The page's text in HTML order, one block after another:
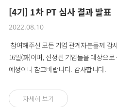
[4기] 1차 PT 심사 결과 발표
2022.08.10
참여해주신 모든 기업 관계자분들께 감
16일(화)이며, 선정된 기업들을 대상으
예정이니 참고바랍니다. 감사합니다.
자세히 보기